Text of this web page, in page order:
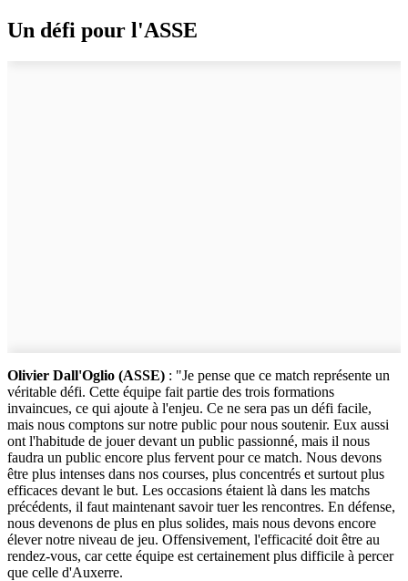
Un défi pour l'ASSE
Olivier Dall'Oglio (ASSE) : "Je pense que ce match représente un
véritable défi. Cette équipe fait partie des trois formations
invaincues, ce qui ajoute à l'enjeu. Ce ne sera pas un défi facile,
mais nous comptons sur notre public pour nous soutenir. Eux aussi
ont l'habitude de jouer devant un public passionné, mais il nous
faudra un public encore plus fervent pour ce match. Nous devons
être plus intenses dans nos courses, plus concentrés et surtout plus
efficaces devant le but. Les occasions étaient là dans les matchs
précédents, il faut maintenant savoir tuer les rencontres. En défense,
nous devenons de plus en plus solides, mais nous devons encore
élever notre niveau de jeu. Offensivement, l'efficacité doit être au
rendez-vous, car cette équipe est certainement plus difficile à percer
que celle d'Auxerre.